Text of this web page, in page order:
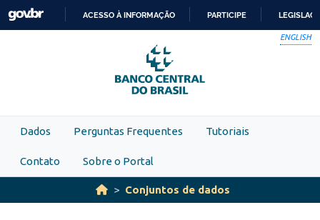
Skip to main content
PARA
O
CONTEÚDO
ACESSO À INFORMAÇÃO PARTICIPE
ENGLISH
Dados Perguntas Frequentes Tutoriais
Contato Sobre o Portal
Conjuntos de dados